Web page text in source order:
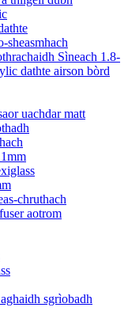
sheasmhach
Sìneach 1.8-
dathte airson bòrd
uachdar matt
chruthach
aotrom
sgrìobadh